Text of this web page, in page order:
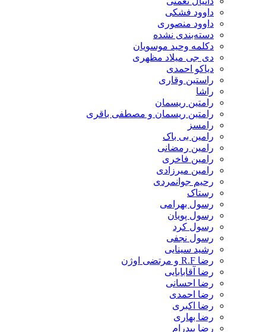
داوود فشکی
داوود منصوری
دسته‌بندی نشده
دکلمه وحید موسویان
دی جی میلاد مظهری
دیاکو احمدی
راستین وقاری
راشا
رامتین ریسمان
رامتین ریسمان و مصطفی باقری
رامسز
رامین بی باک
رامین رمضانی
رامین فاخری
رامین میرزادی
رحیم جوانمردی
رستاک
رسول بهرامی
رسول پویان
رسول کرد
رسول نجفی
رشید سینایی
رضا R.F و مرتضی اوژن
رضا آقابابایی
رضا احسانی
رضا احمدی
رضا اکبری
رضا بهاری
رضا بیدرام